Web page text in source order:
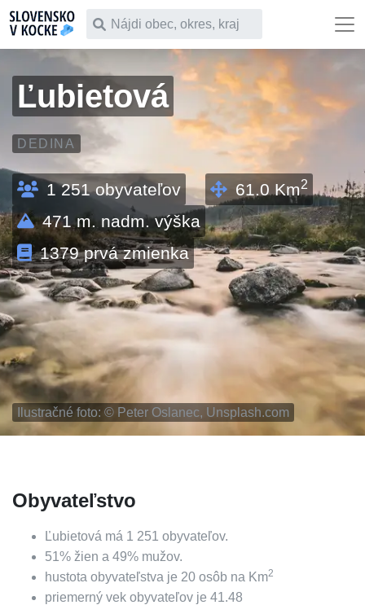
Čo chceš vyhľadať
Ľubietová
DEDINA
1 251obyvateľov 61.0Km2
471m. nadm. výška
1379prvá zmienka
Ilustračné foto: © Peter Oslanec, Unsplash.com
Obyvateľstvo
Ľubietová má 1 251 obyvateľov.
51% žien a 49% mužov.
hustota obyvateľstva je 20 osôb na Km2
priemerný vek obyvateľov je 41.48